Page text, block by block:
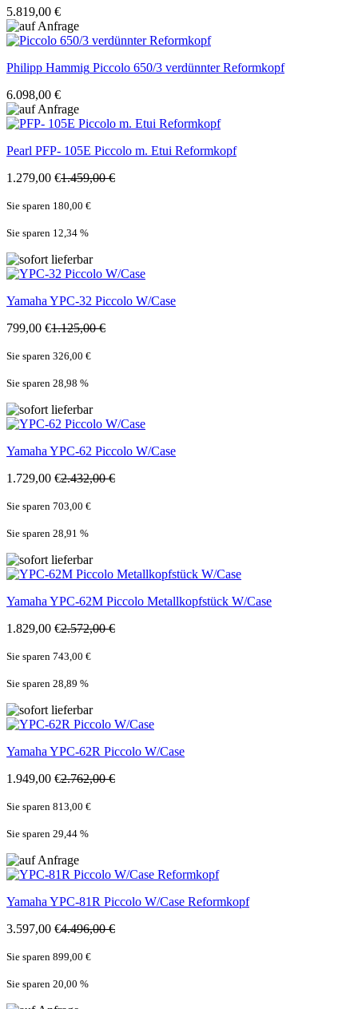
5.819,00 €
Philipp Hammig Piccolo 650/3 verdünnter Reformkopf
6.098,00 €
Pearl PFP- 105E Piccolo m. Etui Reformkopf
1.279,00 €1.459,00 €
Sie sparen 180,00 €
Sie sparen 12,34 %
YamahaYPC-32 Piccolo W/Case
799,00 €1.125,00 €
Sie sparen 326,00 €
Sie sparen 28,98 %
YamahaYPC-62 Piccolo W/Case
1.729,00 €2.432,00 €
Sie sparen 703,00 €
Sie sparen 28,91 %
YamahaYPC-62M Piccolo Metallkopfstück W/Case
1.829,00 €2.572,00 €
Sie sparen 743,00 €
Sie sparen 28,89 %
YamahaYPC-62R Piccolo W/Case
1.949,00 €2.762,00 €
Sie sparen 813,00 €
Sie sparen 29,44 %
YamahaYPC-81R Piccolo W/Case Reformkopf
3.597,00 €4.496,00 €
Sie sparen 899,00 €
Sie sparen 20,00 %